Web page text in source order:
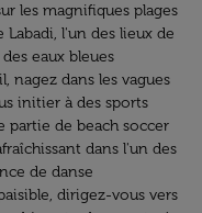
les magnifiques plages
Labadi, l'un des lieux de
eaux bleues
nagez dans les vagues
initier à des sports
partie de beach soccer
dans l'un des
de danse
dirigez-vous vers